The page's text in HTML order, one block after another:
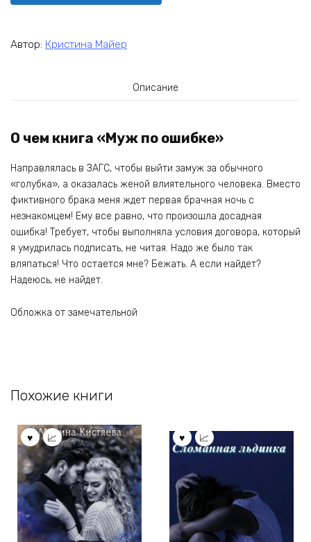
Автор: Кристина Майер
Описание
О чем книга «Муж по ошибке»
Направлялась в ЗАГС, чтобы выйти замуж за обычного
«голубка», а оказалась женой влиятельного человека. Вместо
фиктивного брака меня ждет первая брачная ночь с
незнакомцем! Ему все равно, что произошла досадная
ошибка! Требует, чтобы выполняла условия договора, который
я умудрилась подписать, не читая. Надо же было так
вляпаться! Что остается мне? Бежать. А если найдет?
Надеюсь, не найдет.
Обложка от замечательной
Похожие книги